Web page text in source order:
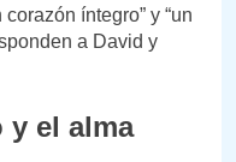
íntegro” y “un
a David y
y el alma